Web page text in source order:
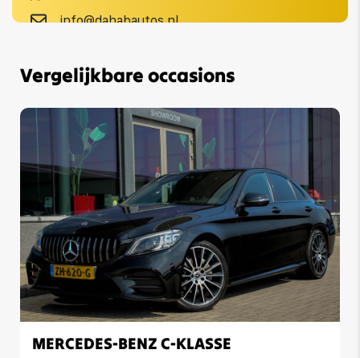
info@dahabautos.nl
Vergelijkbare occasions
MERCEDES-BENZ C-KLASSE